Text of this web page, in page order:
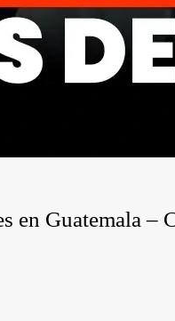
en Guatemala –